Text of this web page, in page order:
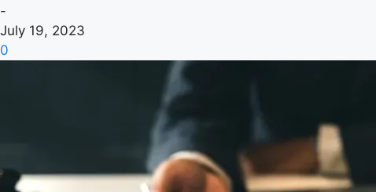
-
July 19, 2023
0